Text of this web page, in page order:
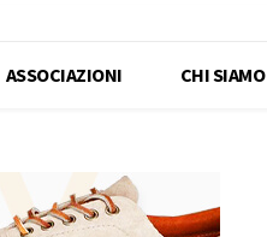
ASSOCIAZIONI CHI SIAMO